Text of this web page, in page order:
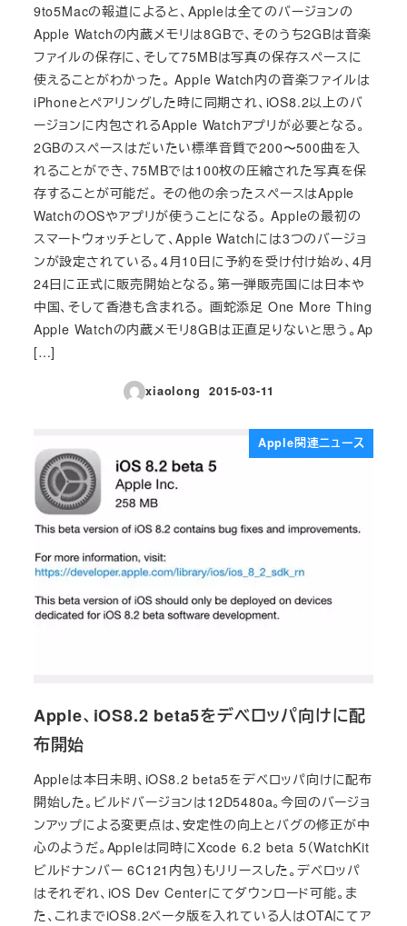
9to5Macの報道によると、Appleは全てのバージョンの
Apple Watchの内蔵メモリは8GBで、そのうち2GBは音楽
ファイルの保存に、そして75MBは写真の保存スペースに
使えることがわかった。 Apple Watch内の音楽ファイルは
iPhoneとペアリングした時に同期され、iOS8.2以上のバ
ージョンに内包されるApple Watchアプリが必要となる。
2GBのスペースはだいたい標準音質で200〜500曲を入
れることができ、75MBでは100枚の圧縮された写真を保
存することが可能だ。 その他の余ったスペースはApple
WatchのOSやアプリが使うことになる。 Appleの最初の
スマートウォッチとして、Apple Watchには3つのバージョ
ンが設定されている。4月10日に予約を受け付け始め、4月
24日に正式に販売開始となる。第一弾販売国には日本や
中国、そして香港も含まれる。 画蛇添足 One More Thing
Apple Watchの内蔵メモリ8GBは正直足りないと思う。Ap
[…]
xiaolong
投稿日
2015-03-11
Apple関連ニュース
Apple、iOS8.2 beta5をデベロッパ向けに配
布開始
Appleは本日未明、iOS8.2 beta5をデベロッパ向けに配布
開始した。ビルドバージョンは12D5480a。今回のバージョ
ンアップによる変更点は、安定性の向上とバグの修正が中
心のようだ。Appleは同時にXcode 6.2 beta 5（WatchKit
ビルドナンバー 6C121内包）もリリースした。デベロッパ
はそれぞれ、iOS Dev Centerにてダウンロード可能。ま
た、これまでiOS8.2ベータ版を入れている人はOTAにてア